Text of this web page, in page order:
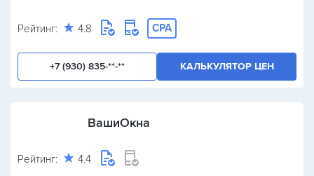
Рейтинг: 4.8 CPA
+7 (930) 835-**-** КАЛЬКУЛЯТОР ЦЕН
ВашиОкна
Рейтинг: 4.4